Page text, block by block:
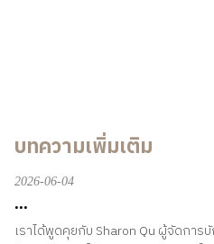
บทความเพิ่มเติม
2026-06-04
...
เราได้พูดคุยกับ Sharon Qu ผู้จัดกา